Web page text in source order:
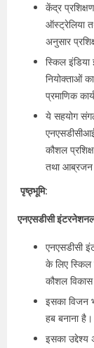
केंद्र
ऑस्ट्रेलिया
अनुसार
स्किल
नियोक्ताओं
प्रमाणिक
ये सहयोग
कौशल
तथा आब्रजन
पृष्ठ्भूमि:
एनएसडीसी
एनएसडीसी
के लिए स्किल
कौशल विकास
इसका विजन
हब बनाना है।
इसका उद्देश्य